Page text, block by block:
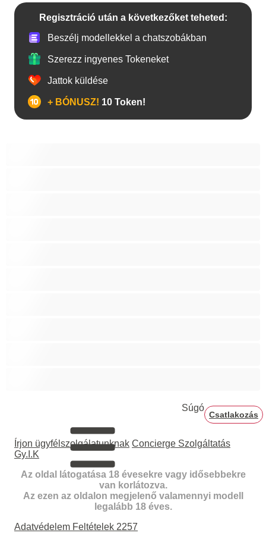
Regisztráció után a következőket teheted:
Beszélj modellekkel a chatszobákban
Szerezz ingyenes Tokeneket
Jattok küldése
+ BÓNUSZ! 10 Token!
Súgó
Csatlakozás
Írjon ügyfélszolgálatunknak Concierge Szolgáltatás
Gy.I.K
Az oldal látogatása 18 évesekre vagy idősebbekre
van korlátozva.
Az ezen az oldalon megjelenő valamennyi modell
legalább 18 éves.
Adatvédelem Feltételek 2257